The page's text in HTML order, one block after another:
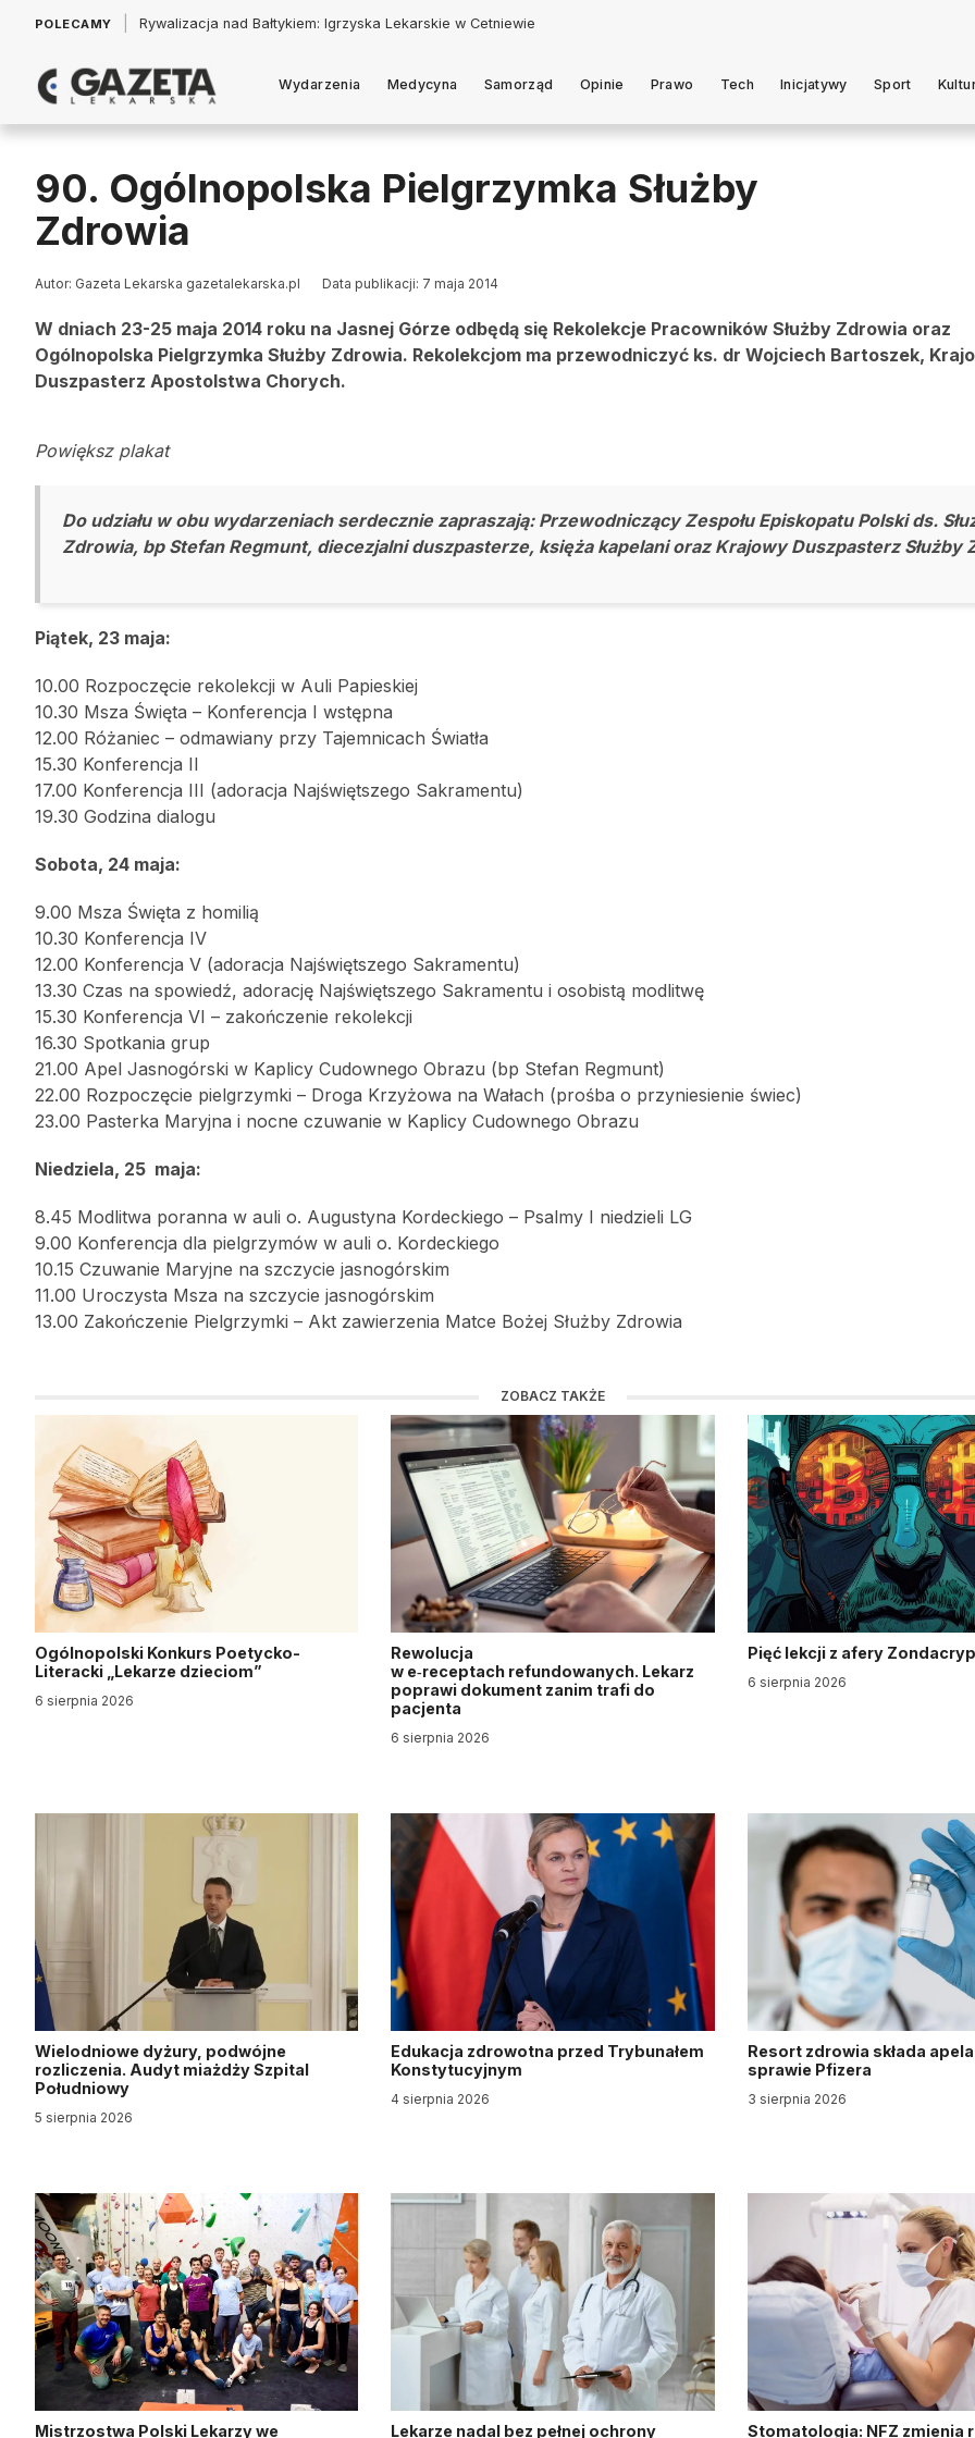
POLECAMY Łukasz Jankowski: Politycy w pogoni za króliczkiem
Wydarzenia Medycyna Samorząd Opinie Prawo Tech Inicjatywy Sport
90. Ogólnopolska Pielgrzymka Służby
Zdrowia
Autor: Gazeta Lekarska gazetalekarska.pl Data publikacji: 7 maja 2014
W dniach 23-25 maja 2014 roku na Jasnej Górze odbędą się Rekolekcje Pracowników Służby Zdrowia oraz
Ogólnopolska Pielgrzymka Służby Zdrowia. Rekolekcjom ma przewodniczyć ks. dr Wojciech Bartoszek,
Duszpasterz Apostolstwa Chorych.
Powiększ plakat
Do udziału w obu wydarzeniach serdecznie zapraszają: Przewodniczący Zespołu Episkopatu Polski ds.
Zdrowia, bp Stefan Regmunt, diecezjalni duszpasterze, księża kapelani oraz Krajowy Duszpasterz Służby
Piątek, 23 maja:
10.00 Rozpoczęcie rekolekcji w Auli Papieskiej
10.30 Msza Święta – Konferencja I wstępna
12.00 Różaniec – odmawiany przy Tajemnicach Światła
15.30 Konferencja II
17.00 Konferencja III (adoracja Najświętszego Sakramentu)
19.30 Godzina dialogu
Sobota, 24 maja:
9.00 Msza Święta z homilią
10.30 Konferencja IV
12.00 Konferencja V (adoracja Najświętszego Sakramentu)
13.30 Czas na spowiedź, adorację Najświętszego Sakramentu i osobistą modlitwę
15.30 Konferencja VI – zakończenie rekolekcji
16.30 Spotkania grup
21.00 Apel Jasnogórski w Kaplicy Cudownego Obrazu (bp Stefan Regmunt)
22.00 Rozpoczęcie pielgrzymki – Droga Krzyżowa na Wałach (prośba o przyniesienie świec)
23.00 Pasterka Maryjna i nocne czuwanie w Kaplicy Cudownego Obrazu
Niedziela, 25 maja:
8.45 Modlitwa poranna w auli o. Augustyna Kordeckiego – Psalmy I niedzieli LG
9.00 Konferencja dla pielgrzymów w auli o. Kordeckiego
10.15 Czuwanie Maryjne na szczycie jasnogórskim
11.00 Uroczysta Msza na szczycie jasnogórskim
13.00 Zakończenie Pielgrzymki – Akt zawierzenia Matce Bożej Służby Zdrowia
ZOBACZ TAKŻE
Ogólnopolski Konkurs Poetycko-
Literacki „Lekarze dzieciom”
6 sierpnia 2026
Rewolucja
w e‑receptach refundowanych. Lekarz
poprawi dokument zanim trafi do
pacjenta
6 sierpnia 2026
Pięć lekcji z afery
6 sierpnia 2026
Wielodniowe dyżury, podwójne
rozliczenia. Audyt miażdży Szpital
Południowy
5 sierpnia 2026
Edukacja zdrowotna przed Trybunałem
Konstytucyjnym
4 sierpnia 2026
Resort zdrowia składa
sprawie Pfizera
3 sierpnia 2026
Mistrzostwa Polski Lekarzy we Lekarze nadal bez pełnej ochrony Stomatologia: NFZ zmienia